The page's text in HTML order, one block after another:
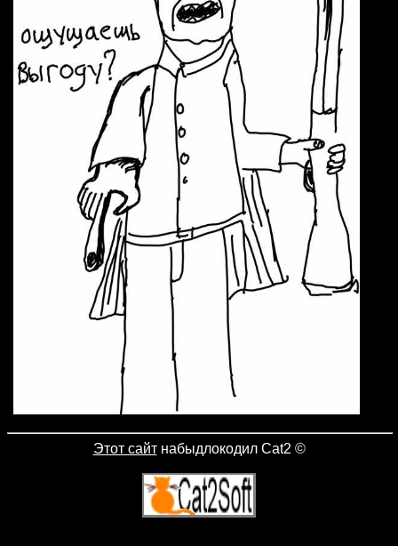
Этот сайтнабыдлокодил Cat2 ©